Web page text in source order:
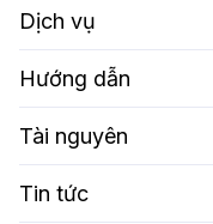
Dịch vụ
Hướng dẫn
Tài nguyên
Tin tức